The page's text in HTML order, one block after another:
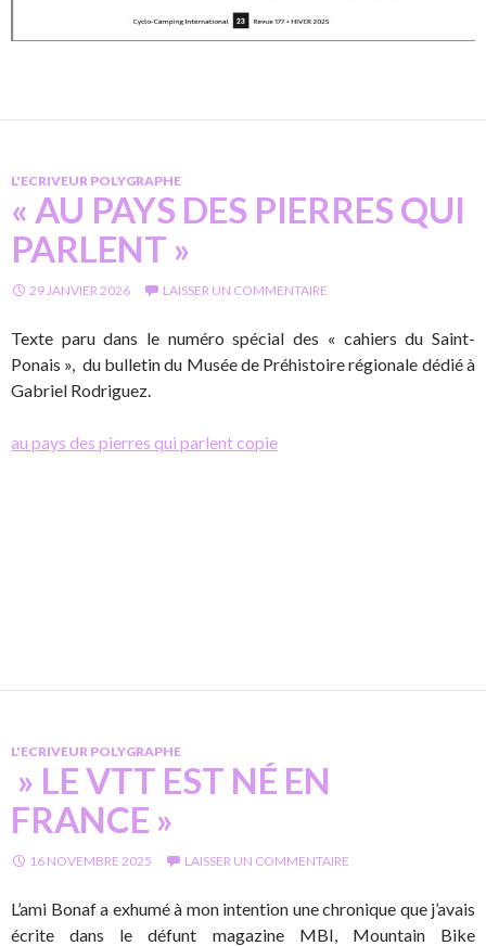
L'ECRIVEUR POLYGRAPHE
« AU PAYS DES PIERRES QUI
PARLENT »
29 JANVIER 2026 LAISSER UN COMMENTAIRE
Texte paru dans le numéro spécial des « cahiers du Saint-
Ponais », du bulletin du Musée de Préhistoire régionale dédié à
Gabriel Rodriguez.
au pays des pierres qui parlent copie
L'ECRIVEUR POLYGRAPHE
» LE VTT EST NÉ EN
FRANCE »
16 NOVEMBRE 2025 LAISSER UN COMMENTAIRE
L’ami Bonaf a exhumé à mon intention une chronique que j’avais
écrite dans le défunt magazine MBI, Mountain Bike